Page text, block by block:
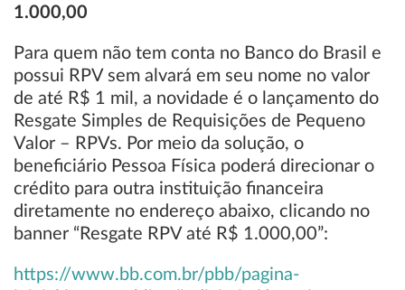
1.000,00
Para quem não tem conta no Banco do Brasil e
possui RPV sem alvará em seu nome no valor
de até R$ 1 mil, a novidade é o lançamento do
Resgate Simples de Requisições de Pequeno
Valor – RPVs. Por meio da solução, o
beneficiário Pessoa Física poderá direcionar o
crédito para outra instituição financeira
diretamente no endereço abaixo, clicando no
banner “Resgate RPV até R$ 1.000,00”:
https://www.bb.com.br/pbb/pagina-